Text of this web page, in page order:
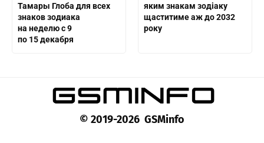
Тамары Глоба для всех
знаков зодиака
на неделю с 9
по 15 декабря
яким знакам зодіаку
щаститиме аж до 2032
року
© 2019-2026 GSMinfo